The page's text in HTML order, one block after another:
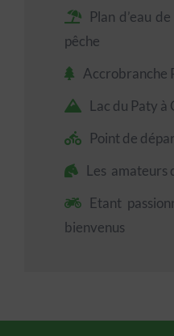
Plan d’eau
pêche
Accrobranche
Lac du Paty
Point de
Les amateurs
Etant
bienvenus